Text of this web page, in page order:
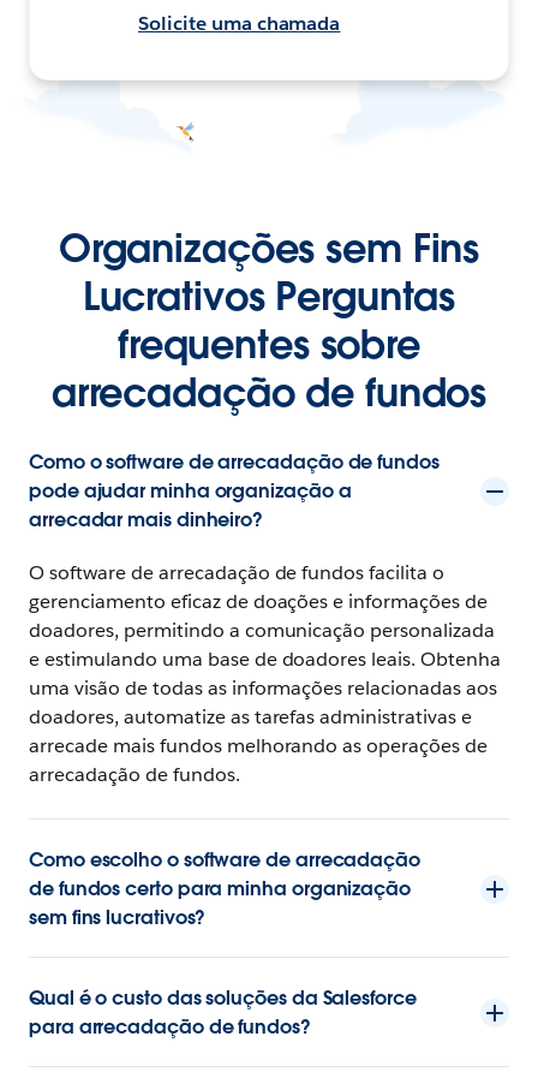
Solicite uma chamada
Organizações sem Fins
Lucrativos Perguntas
frequentes sobre
arrecadação de fundos
Como o software de arrecadação de fundos
pode ajudar minha organização a
arrecadar mais dinheiro?
O software de arrecadação de fundos facilita o
gerenciamento eficaz de doações e informações de
doadores, permitindo a comunicação personalizada
e estimulando uma base de doadores leais. Obtenha
uma visão de todas as informações relacionadas aos
doadores, automatize as tarefas administrativas e
arrecade mais fundos melhorando as operações de
arrecadação de fundos.
Como escolho o software de arrecadação
de fundos certo para minha organização
sem fins lucrativos?
Qual é o custo das soluções da Salesforce
para arrecadação de fundos?